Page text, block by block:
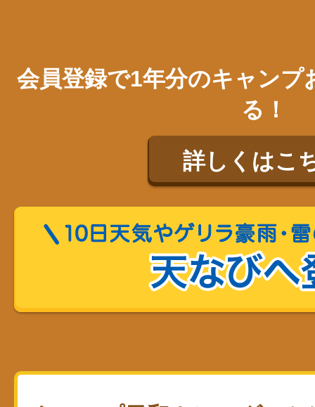
会員登録で1年分のキャンプ
る！
詳しくはこ